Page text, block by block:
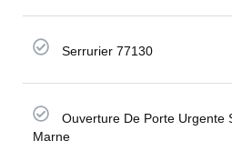
Serrurier 77130
Ouverture De Porte Urgente
Marne